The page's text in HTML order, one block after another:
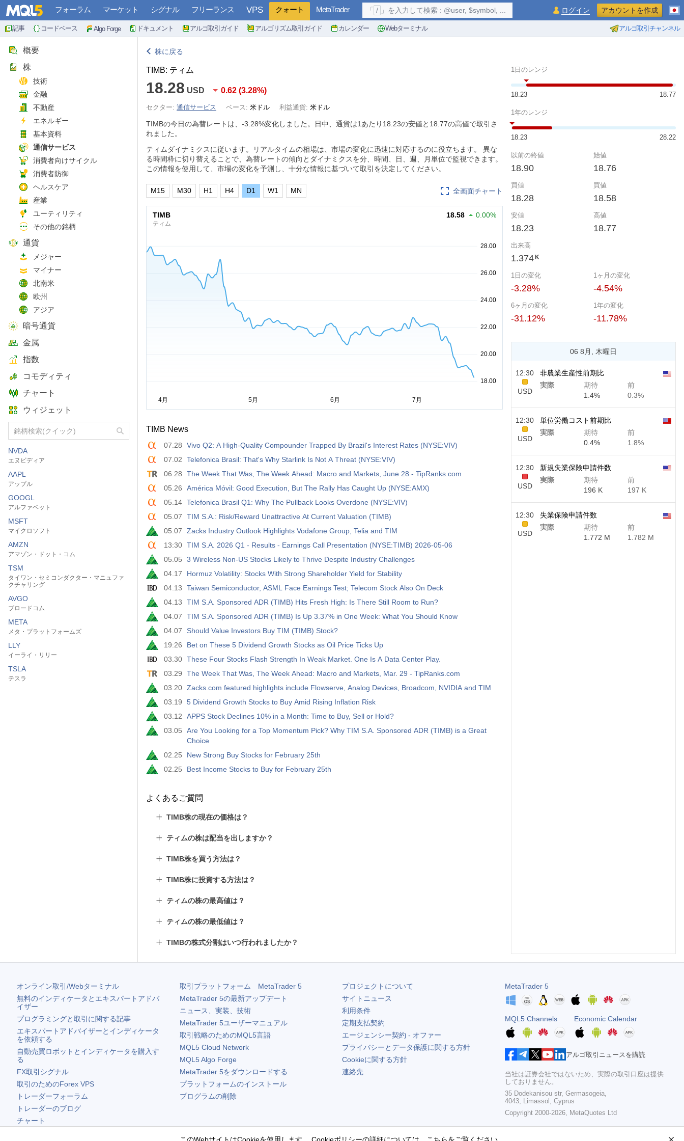
フォーラム マーケット シグナル フリーランス VPS クォート MetaTrader
記事 コードベース Algo Forge ドキュメント アルゴ取引ガイド アルゴリズム取引ガイド カレンダー Webターミナル アルゴ取引チャンネル
「 / 」を入力して検索 : @user, $symbol, ... ログイン アカウントを作成
概要
株
技術
金融
不動産
エネルギー
基本資料
通信サービス
消費者向けサイクル
消費者防御
ヘルスケア
産業
ユーティリティ
その他の銘柄
通貨
メジャー
マイナー
北南米
欧州
アジア
暗号通貨
金属
指数
コモディティ
チャート
ウィジェット
NVDA
エヌビディア
AAPL
アップル
GOOGL
アルファベット
MSFT
マイクロソフト
AMZN
アマゾン・ドット・コム
TSM
タイワン・セミコンダクター・マニュファ
クチャリング
AVGO
ブロードコム
META
メタ・プラットフォームズ
LLY
イーライ・リリー
TSLA
テスラ
株に戻る
TIMB: ティム
18.28 USD 0.62 (3.28%)
セクター: 通信サービス ベース: 米ドル 利益通貨: 米ドル
TIMBの今日の為替レートは、 -3.28%変化しました。日中、通貨は1あたり18.23の安値と18.77の高値で取引さ
れました。
ティムダイナミクスに従います。リアルタイムの相場は、市場の変化に迅速に対応するのに役立ちます。 異な
る時間枠に切り替えることで、為替レートの傾向とダイナミクスを分、時間、日、週、月単位で監視できます。
この情報を使用して、市場の変化を予測し、十分な情報に基づいて取引を決定してください。
全画面チャート
M15 M30 H1 H4 D1 W1 MN
TIMB
ティム
18.58 0.00%
TIMB News
07.28
Vivo Q2: A High-Quality Compounder Trapped By Brazil's Interest Rates (NYSE:VIV)
07.02
Telefonica Brasil: That's Why Starlink Is Not A Threat (NYSE:VIV)
06.28
The Week That Was, The Week Ahead: Macro and Markets, June 28 - TipRanks.com
05.26
América Móvil: Good Execution, But The Rally Has Caught Up (NYSE:AMX)
05.14 Telefonica Brasil Q1: Why The Pullback Looks Overdone (NYSE:VIV)
05.07
TIM S.A.: Risk/Reward Unattractive At Current Valuation (TIMB)
05.07
Zacks Industry Outlook Highlights Vodafone Group, Telia and TIM
13:30 TIM S.A. 2026 Q1 - Results - Earnings Call Presentation (NYSE:TIMB) 2026-05-06
05.05
3 Wireless Non-US Stocks Likely to Thrive Despite Industry Challenges
04.17
Hormuz Volatility: Stocks With Strong Shareholder Yield for Stability
04.13
Taiwan Semiconductor, ASML Face Earnings Test; Telecom Stock Also On Deck
04.13
TIM S.A. Sponsored ADR (TIMB) Hits Fresh High: Is There Still Room to Run?
04.07
TIM S.A. Sponsored ADR (TIMB) Is Up 3.37% in One Week: What You Should Know
04.07
Should Value Investors Buy TIM (TIMB) Stock?
19:26
Bet on These 5 Dividend Growth Stocks as Oil Price Ticks Up
03.30 These Four Stocks Flash Strength In Weak Market. One Is A Data Center Play.
03.29
The Week That Was, The Week Ahead: Macro and Markets, Mar. 29 - TipRanks.com
03.20 Zacks.com featured highlights include Flowserve, Analog Devices, Broadcom, NVIDIA and TIM
03.19
5 Dividend Growth Stocks to Buy Amid Rising Inflation Risk
03.12
APPS Stock Declines 10% in a Month: Time to Buy, Sell or Hold?
03.05
Are You Looking for a Top Momentum Pick? Why TIM S.A. Sponsored ADR (TIMB) is a Great
Choice
02.25
New Strong Buy Stocks for February 25th
02.25
Best Income Stocks to Buy for February 25th
よくあるご質問
TIMB株の現在の価格は？
ティムの株は配当を出しますか？
TIMB株を買う方法は？
TIMB株に投資する方法は？
ティムの株の最高値は？
ティムの株の最低値は？
TIMBの株式分割はいつ行われましたか？
1日のレンジ
18.23 18.77
1年のレンジ
18.23 28.22
以前の終値
18.90
始値
18.76
買値
18.28
買値
18.58
安値
18.23
高値
18.77
出来高
1.374 K
1日の変化
-3.28%
1ヶ月の変化
-4.54%
6ヶ月の変化
-31.12%
1年の変化
-11.78%
06 8月, 木曜日
12:30
USD
非農業生産性前期比
実際
期待
1.4%
前
0.3%
12:30
USD
単位労働コスト前期比
実際
期待
0.4%
前
1.8%
12:30
USD
新規失業保険申請件数
実際
期待
196 K
前
197 K
12:30
USD
失業保険申請件数
実際
期待
1.772 M
前
1.782 M
オンライン取引/Webターミナル
無料のインディケータとエキスパートアドバ
イザー
プログラミングと取引に関する記事
エキスパートアドバイザーとインディケータ
を依頼する
自動売買ロボットとインディケータを購入す
る
FX取引シグナル
取引のためのForex VPS
トレーダーフォーラム
トレーダーのブログ
チャート
取引プラットフォーム MetaTrader 5
MetaTrader 5の最新アップデート
ニュース、実装、技術
MetaTrader 5ユーザーマニュアル
取引戦略のためのMQL5言語
MQL5 Cloud Network
MQL5 Algo Forge
MetaTrader 5をダウンロードする
プラットフォームのインストール
プログラムの削除
プロジェクトについて
サイトニュース
利用条件
定期支払契約
エージェンシー契約 - オファー
プライバシーとデータ保護に関する方針
Cookieに関する方針
連絡先
MetaTrader 5
MQL5 Channels Economic Calendar
アルゴ取引ニュースを購読
当社は証券会社ではないため、実際の取引口座は提供
しておりません。
35 Dodekanisou str, Germasogeia,
4043, Limassol, Cyprus
Copyright 2000-2026, MetaQuotes Ltd